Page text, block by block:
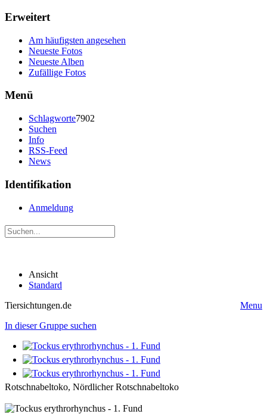
Erweitert
Am häufigsten angesehen
Neueste Fotos
Neueste Alben
Zufällige Fotos
Menü
Schlagworte7902
Suchen
Info
RSS-Feed
News
Identifikation
Anmeldung
Ansicht
Standard
Tiersichtungen.de
Menu
In dieser Gruppe suchen
Rotschnabeltoko, Nördlicher Rotschnabeltoko